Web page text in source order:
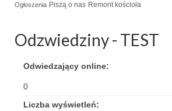
Imieniny Ks Kanonika
Wigilia Paschalna 2019
Droga Krzyżowa w parafii
Ogłoszenia Piszą o nas Remont kościoła
Odzwiedziny - TEST
Odwiedzający online:
0
Liczba wyświetleń: